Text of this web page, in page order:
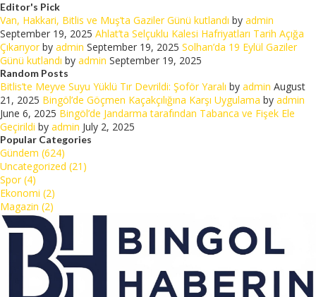
Editor's Pick
Van, Hakkari, Bitlis ve Muş’ta Gaziler Günü kutlandı by admin
September 19, 2025 Ahlat’ta Selçuklu Kalesi Hafriyatları Tarih Açığa
Çıkarıyorby admin September 19, 2025 Solhan’da 19 Eylül Gaziler
Günü kutlandı by admin September 19, 2025
Random Posts
Bitlis’te Meyve Suyu Yüklü Tır Devrildi: Şoför Yaralı by admin August
21, 2025 Bingöl’de Göçmen Kaçakçılığına Karşı Uygulama by admin
June 6, 2025 Bingöl’de Jandarma tarafından Tabanca ve Fişek Ele
Geçirildi by admin July 2, 2025
Popular Categories
Gündem (624)
Uncategorized (21)
Spor (4)
Ekonomi (2)
Magazin (2)